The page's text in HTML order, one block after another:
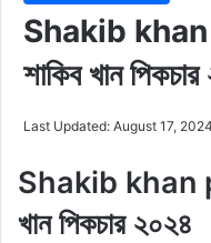
Shakib
শাকিব খান
Last Updated: August 17, 2024
Shakib khan
খান পিকচার ২০২৪